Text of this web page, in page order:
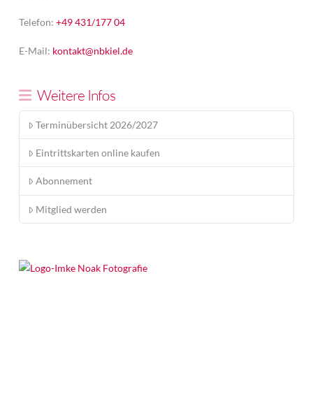
Telefon: +49 431/177 04
E-Mail: kontakt@nbkiel.de
Weitere Infos
Terminübersicht 2026/2027
Eintrittskarten online kaufen
Abonnement
Mitglied werden